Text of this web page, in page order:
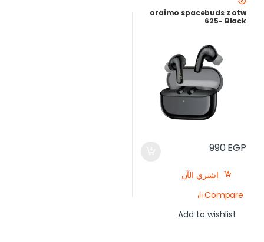
oraimo spacebuds z otw
625- Black
990EGP
اشتري الآن
Compare
Add to wishlist